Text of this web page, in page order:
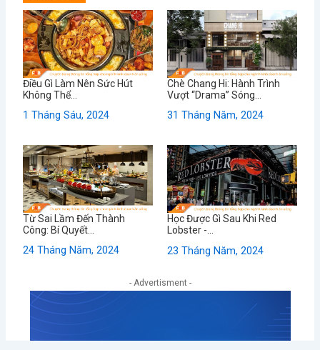
Điều Gì Làm Nên Sức Hút
Không Thể...
1 Tháng Sáu, 2024
Chè Chang Hi: Hành Trình
Vượt “Drama” Sóng...
31 Tháng Năm, 2024
Từ Sai Lầm Đến Thành
Công: Bí Quyết...
24 Tháng Năm, 2024
Học Được Gì Sau Khi Red
Lobster -...
23 Tháng Năm, 2024
- Advertisment -